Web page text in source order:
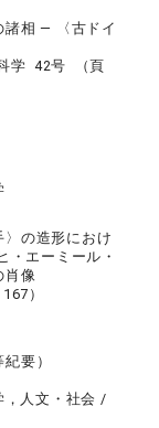
諸相 — 〈古ドイ
学 42号 （頁
〉の造形におけ
・エーミール・
肖像
）
要）
，人文・社会 /